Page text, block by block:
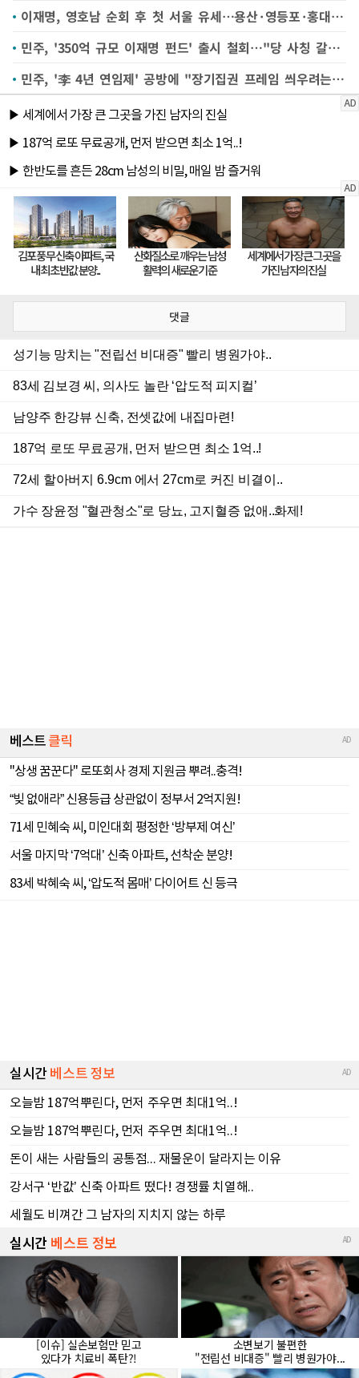
이재명, 영호남 순회 후 첫 서울 유세…용산·영등포·홍대 등
민주, '350억 규모 이재명 펀드' 출시 철회…"당 사칭 갈취 우려"
민주, '李 4년 연임제' 공방에 "장기집권 프레임 씌우려는 파렴치한 의도"
댓글